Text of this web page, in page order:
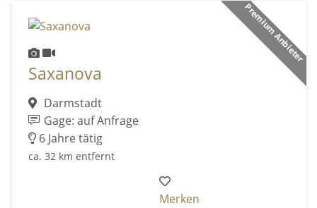
Premium Anbieter
Saxanova
Darmstadt
Gage: auf Anfrage
6 Jahre tätig
ca. 32 km entfernt
Merken